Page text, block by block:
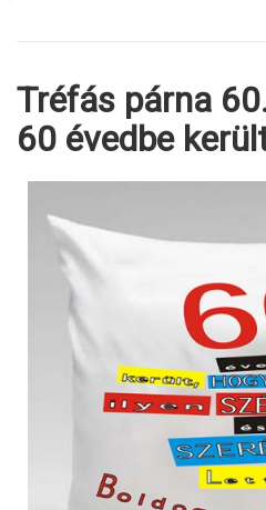
Tréfás párna
60 évedbe